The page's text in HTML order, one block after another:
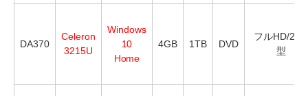
DA370
Celeron
3215U
Windows
10
Home
4GB 1TB DVD
フルHD/21.5
型